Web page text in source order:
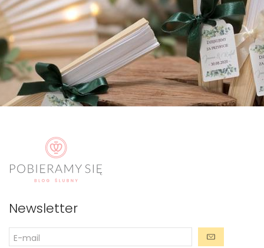
Newsletter